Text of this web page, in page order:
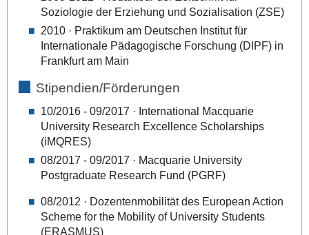
Soziologie der Erziehung und Sozialisation (ZSE)
2010 · Praktikum am Deutschen Institut für
Internationale Pädagogische Forschung (DIPF) in
Frankfurt am Main
Stipendien/Förderungen
10/2016 - 09/2017 · International Macquarie
University Research Excellence Scholarships
(iMQRES)
08/2017 - 09/2017 · Macquarie University
Postgraduate Research Fund (PGRF)
08/2012 · Dozentenmobilität des European Action
Scheme for the Mobility of University Students
(ERASMUS)